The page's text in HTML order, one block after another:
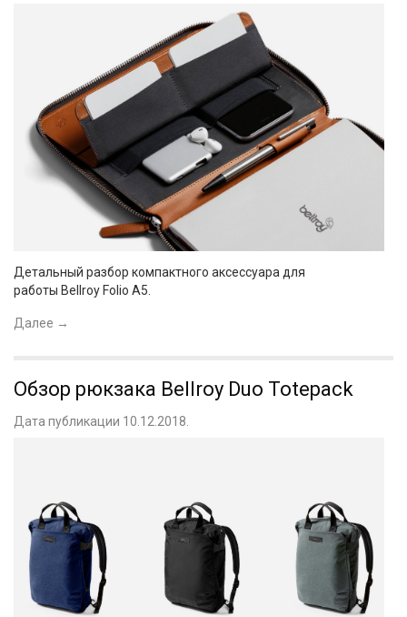
Детальный разбор компактного аксессуара для
работы Bellroy Folio A5.
Далее →
Обзор рюкзака Bellroy Duo Totepack
Дата публикации 10.12.2018.